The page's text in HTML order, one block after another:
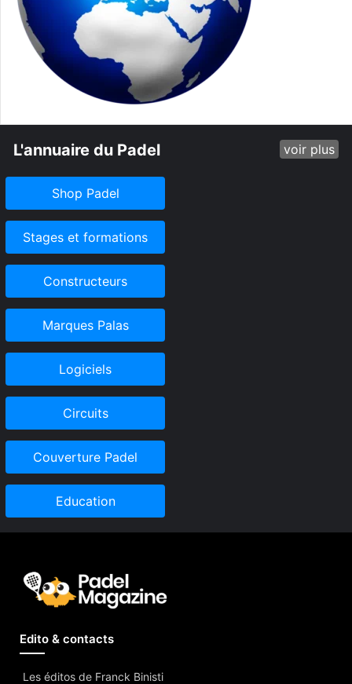
L'annuaire du Padel voir plus
Shop Padel
Stages et formations
Constructeurs
Marques Palas
Logiciels
Circuits
Couverture Padel
Education
Edito & contacts
Les éditos de Franck Binisti